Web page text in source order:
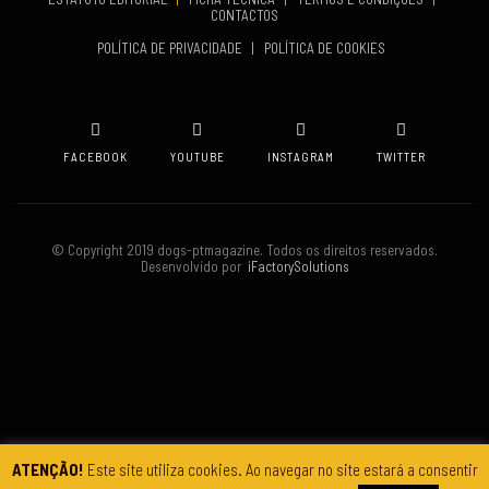
CONTACTOS
POLÍTICA DE PRIVACIDADE
| POLÍTICA DE COOKIES
FACEBOOK YOUTUBE INSTAGRAM TWITTER
© Copyright 2019 dogs-ptmagazine. Todos os direitos reservados.
Desenvolvido poriFactorySolutions
ATENÇÃO! Este site utiliza cookies. Ao navegar no site estará a consentir